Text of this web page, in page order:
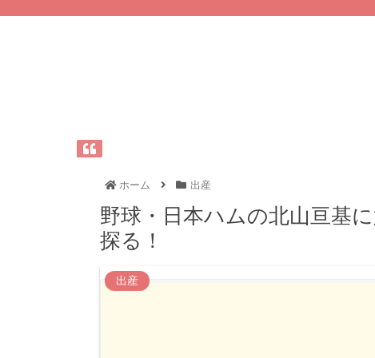
ホーム 出産
野球・日本ハムの北山亘基
探る！
出産